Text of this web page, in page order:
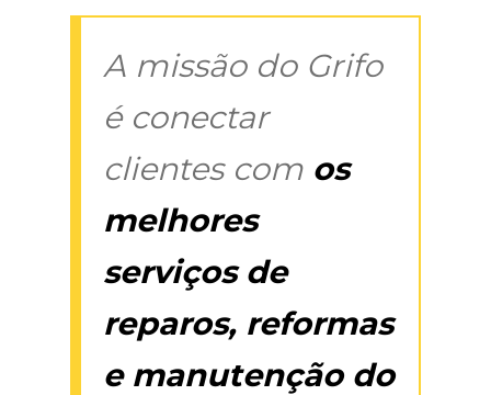
A missão do Grifo
é conectar
clientes com os
melhores
serviços de
reparos, reformas
e manutenção do